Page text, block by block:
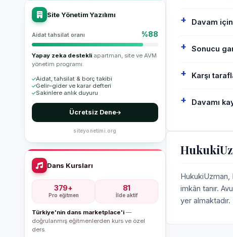
Site Yönetim Yazılımı
Aidat tahsilat oranı %88
Yapay zeka destekli apartman, site ve AVM
yönetim programı.
Aidat, tahsilat & borç takibi
Gelir–gider ve karar defteri
Sakinlere anlık duyuru
Ücretsiz Dene
siteyonetimi.org
Dans Kursları
379+
Pro eğitmen
81
İlde aktif
Türkiye'nin dans marketplace'i —
doğrulanmış eğitmenlerden kurs ve özel
ders.
Davam
Sonucu
Karşı
Davamı
HukukiUzman,
imkân tanır.
yer